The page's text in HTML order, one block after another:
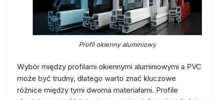
Profil okienny aluminiowy
Wybór między profilami okiennymi aluminiowymi a PVC
może być trudny, dlatego warto znać kluczowe
różnice między tymi dwoma materiałami. Profile